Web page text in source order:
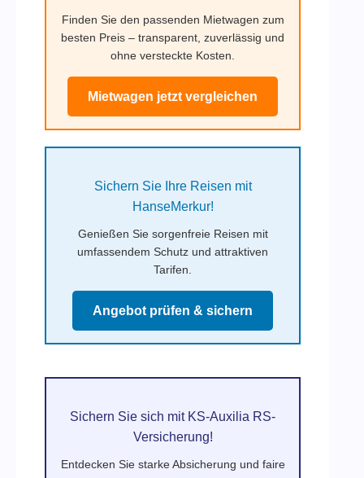
Finden Sie den passenden Mietwagen zum
besten Preis – transparent, zuverlässig und
ohne versteckte Kosten.
Mietwagen jetzt vergleichen
Sichern Sie Ihre Reisen mit
HanseMerkur!
Genießen Sie sorgenfreie Reisen mit
umfassendem Schutz und attraktiven
Tarifen.
Angebot prüfen & sichern
Sichern Sie sich mit KS-Auxilia RS-
Versicherung!
Entdecken Sie starke Absicherung und faire